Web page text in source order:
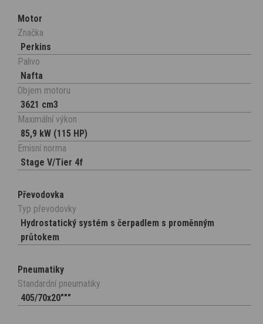
Motor
Značka
Perkins
Palivo
Nafta
Objem motoru
3621 cm3
Maximální výkon
85,9 kW (115 HP)
Emisní norma
Stage V/Tier 4f
Převodovka
Typ převodovky
Hydrostatický systém s čerpadlem s proměnným
průtokem
Pneumatiky
Standardní pneumatiky
405/70x20"""